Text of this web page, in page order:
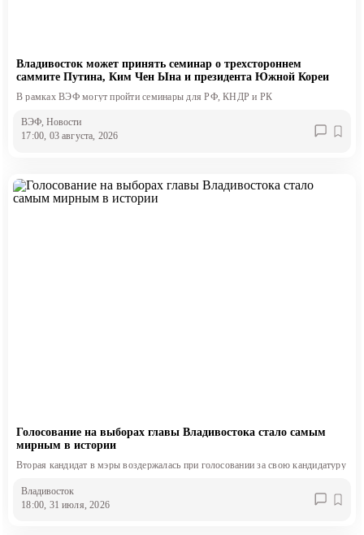
Владивосток может принять семинар о трехстороннем
саммите Путина, Ким Чен Ына и президента Южной Кореи
В рамках ВЭФ могут пройти семинары для РФ, КНДР и РК
ВЭФ, Новости
17:00, 03 августа, 2026
Голосование на выборах главы Владивостока стало самым
мирным в истории
Вторая кандидат в мэры воздержалась при голосовании за свою кандидатуру
Владивосток
18:00, 31 июля, 2026